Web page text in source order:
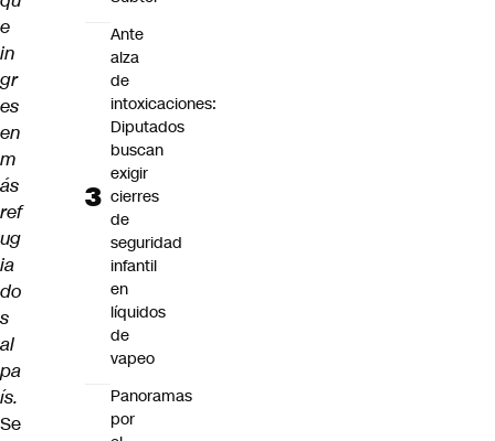
e
in
gr
es
en
m
ás
ref
ug
ia
do
s
al
pa
ís.
Se
Ante
alza
de
intoxicaciones:
Diputados
buscan
exigir
cierres
de
seguridad
infantil
en
líquidos
de
vapeo
Panoramas
por